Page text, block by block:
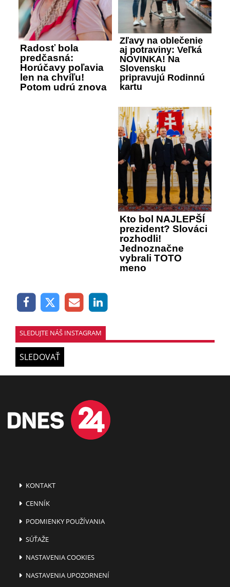
Radosť bola
predčasná:
Horúčavy poľavia
len na chvíľu!
Potom udrú znova
Zľavy na oblečenie
aj potraviny: Veľká
NOVINKA! Na
Slovensku
pripravujú Rodinnú
kartu
Kto bol NAJLEPŠÍ
prezident? Slováci
rozhodli!
Jednoznačne
vybrali TOTO
meno
SLEDUJTE NÁŠ INSTAGRAM
SLEDOVAŤ
KONTAKT
CENNÍK
PODMIENKY POUŽÍVANIA
SÚŤAŽE
NASTAVENIA COOKIES
NASTAVENIA UPOZORNENÍ